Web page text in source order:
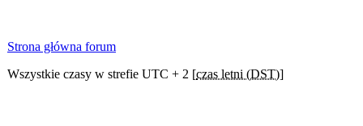
Strona główna forum
Wszystkie czasy w strefie UTC + 2 [czas letni (DST)]